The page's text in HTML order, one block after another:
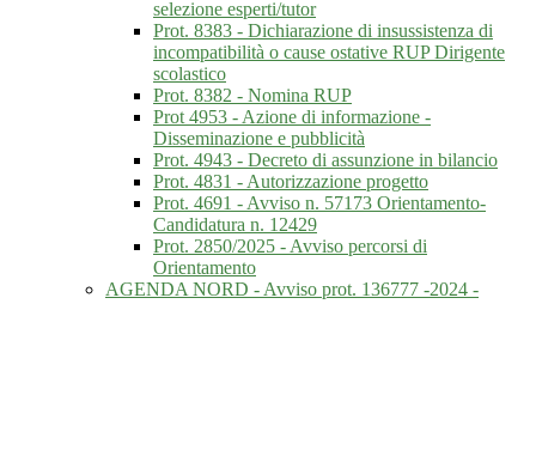
selezione esperti/tutor
Prot. 8383 - Dichiarazione di insussistenza di
incompatibilità o cause ostative RUP Dirigente
scolastico
Prot. 8382 - Nomina RUP
Prot 4953 - Azione di informazione -
Disseminazione e pubblicità
Prot. 4943 - Decreto di assunzione in bilancio
Prot. 4831 - Autorizzazione progetto
Prot. 4691 - Avviso n. 57173 Orientamento-
Candidatura n. 12429
Prot. 2850/2025 - Avviso percorsi di
Orientamento
AGENDA NORD - Avviso prot. 136777 -2024 -